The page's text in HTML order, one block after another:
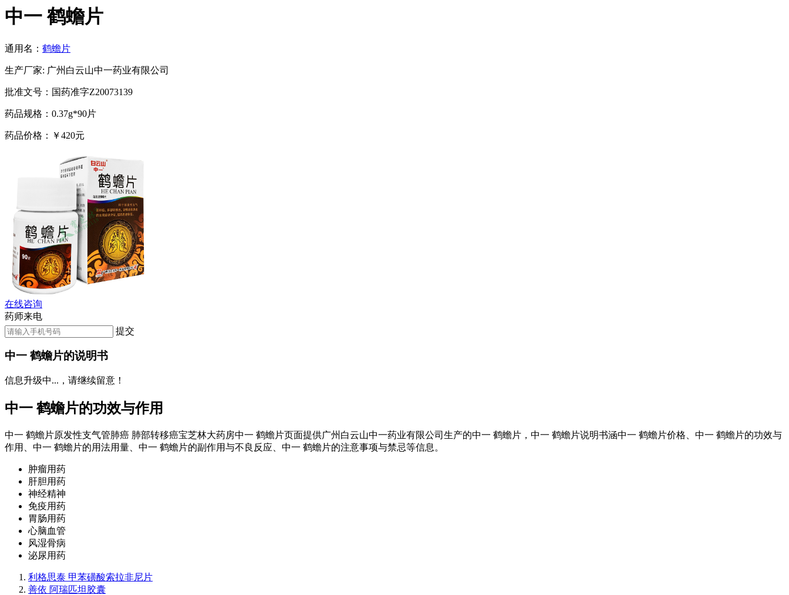
中一 鹤蟾片
通用名： 鹤蟾片
生产厂家: 广州白云山中一药业有限公司
批准文号：国药准字Z20073139
药品规格：0.37g*90片
药品价格：￥420元
在线咨询
药师来电
提交
中一 鹤蟾片的说明书
信息升级中...，请继续留意！
中一 鹤蟾片的功效与作用
中一 鹤蟾片原发性支气管肺癌 肺部转移癌宝芝林大药房中一 鹤蟾片页面提供广州白云山中一药业有限公司生产的中一 鹤蟾片，中一 鹤蟾片说明书涵中一 鹤蟾片价格、中一 鹤蟾片的功效与
作用、中一 鹤蟾片的用法用量、中一 鹤蟾片的副作用与不良反应、中一 鹤蟾片的注意事项与禁忌等信息。
肿瘤用药
肝胆用药
神经精神
免疫用药
胃肠用药
心脑血管
风湿骨病
泌尿用药
利格思泰 甲苯磺酸索拉非尼片
善依 阿瑞匹坦胶囊